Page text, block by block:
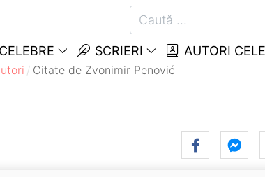
SCRIERI AUTORI
Citate de Zvonimir Penović